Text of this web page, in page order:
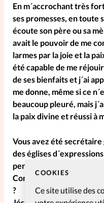
COOKIES
Ce site utilise des
En m´accrochant très
ses promesses, en toute
écoute son père ou sa
avait le pouvoir de me
larmes par la joie et la
été capable de me réjouir
de ses bienfaits et j´ai
me donne, même si ce
beaucoup pleuré, mais
la paix divine et réussi à
Vous avez été
des églises
pendant de nombreuses
Comment voyez-vous la
?